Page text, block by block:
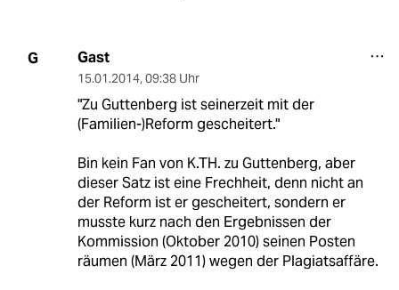
G Gast
15.01.2014, 09:38 Uhr
"Zu Guttenberg ist seinerzeit mit der
(Familien-)Reform gescheitert."
Bin kein Fan von K.TH. zu Guttenberg, aber
dieser Satz ist eine Frechheit, denn nicht an
der Reform ist er gescheitert, sondern er
musste kurz nach den Ergebnissen der
Kommission (Oktober 2010) seinen Posten
räumen (März 2011) wegen der Plagiatsaffäre.